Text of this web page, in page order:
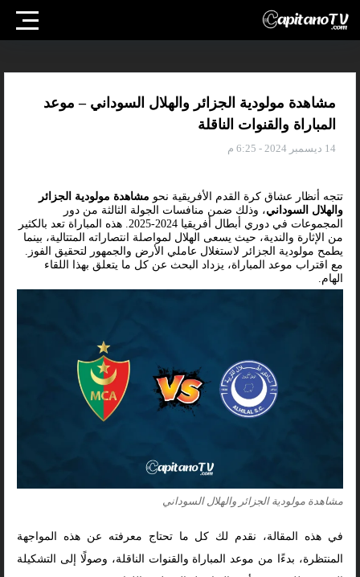
مشاهدة مولودية الجزائر والهلال السوداني – موعد
المباراة والقنوات الناقلة
14 ديسمبر 2024 - 6:25 م
تتجه أنظار عشاق كرة القدم الأفريقية نحو مشاهدة مولودية الجزائر
والهلال السوداني، وذلك ضمن منافسات الجولة الثالثة من دور
المجموعات في دوري أبطال أفريقيا 2024-2025. هذه المباراة تعد بالكثير
من الإثارة والندية، حيث يسعى الهلال لمواصلة انتصاراته المتتالية، بينما
يطمح مولودية الجزائر لاستغلال عاملي الأرض والجمهور لتحقيق الفوز.
مع اقتراب موعد المباراة، يزداد البحث عن كل ما يتعلق بهذا اللقاء
الهام.
مشاهدة مولودية الجزائر والهلال السوداني
في هذه المقالة، نقدم لك كل ما تحتاج معرفته عن هذه المواجهة
المنتظرة، بدءًا من موعد المباراة والقنوات الناقلة، وصولًا إلى التشكيلة